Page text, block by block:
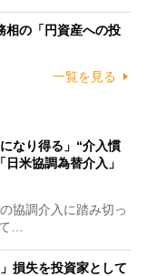
相の「円資産への投
一覧を見る
なり得る」“介入慣
米協調為替介入」
協調介入に踏み切っ
…
損失を投資家として